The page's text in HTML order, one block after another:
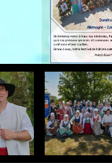
Nos